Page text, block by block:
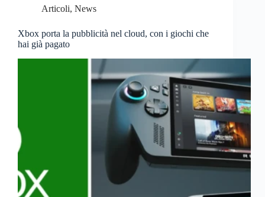
Articoli, News
Xbox porta la pubblicità nel cloud, con i giochi che
hai già pagato